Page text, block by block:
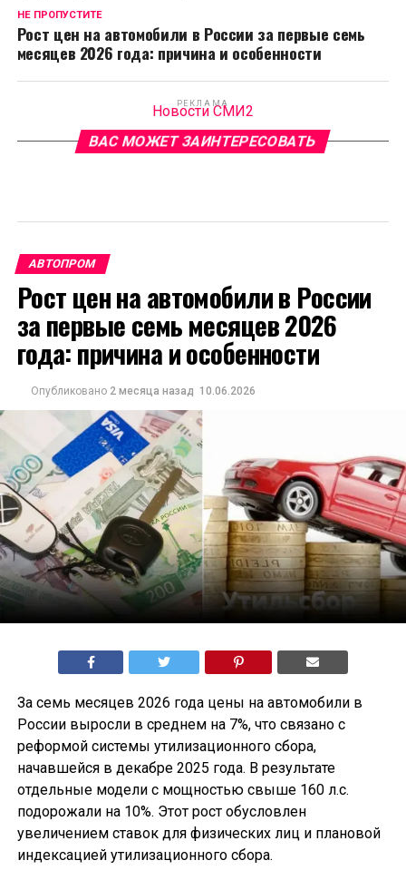
НЕ ПРОПУСТИТЕ
Рост цен на автомобили в России за первые семь
месяцев 2026 года: причина и особенности
РЕКЛАМА
Новости СМИ2
ВАС МОЖЕТ ЗАИНТЕРЕСОВАТЬ
АВТОПРОМ
Рост цен на автомобили в России
за первые семь месяцев 2026
года: причина и особенности
Опубликовано 2 месяца назад 10.06.2026
За семь месяцев 2026 года цены на автомобили в
России выросли в среднем на 7%, что связано с
реформой системы утилизационного сбора,
начавшейся в декабре 2025 года. В результате
отдельные модели с мощностью свыше 160 л.с.
подорожали на 10%. Этот рост обусловлен
увеличением ставок для физических лиц и плановой
индексацией утилизационного сбора.